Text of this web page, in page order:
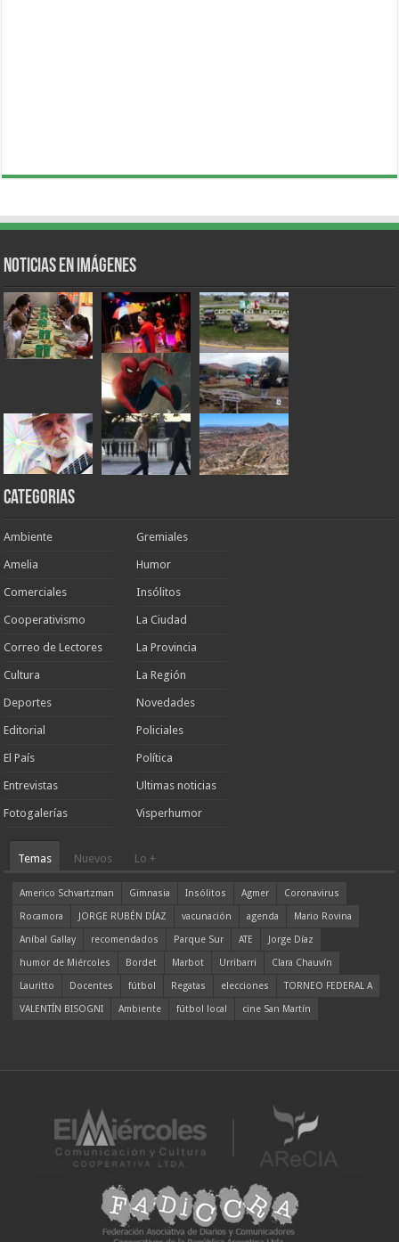
Noticias en Imágenes
Categorias
Ambiente
Amelia
Comerciales
Cooperativismo
Correo de Lectores
Cultura
Deportes
Editorial
El País
Entrevistas
Fotogalerías
Gremiales
Humor
Insólitos
La Ciudad
La Provincia
La Región
Novedades
Policiales
Política
Ultimas noticias
Visperhumor
Temas Nuevos Lo +
Americo Schvartzman Gimnasia Insólitos Agmer
Coronavirus
Rocamora
JORGE RUBÉN DÍAZ vacunación agenda
Mario Rovina
Aníbal Gallay
recomendados Parque Sur ATE
Jorge Díaz
humor de Miércoles
Bordet Marbot Urribarri
Clara Chauvín
Lauritto
Docentes fútbol Regatas elecciones
TORNEO FEDERAL A
VALENTÍN BISOGNI
Ambiente fútbol local cine San Martín